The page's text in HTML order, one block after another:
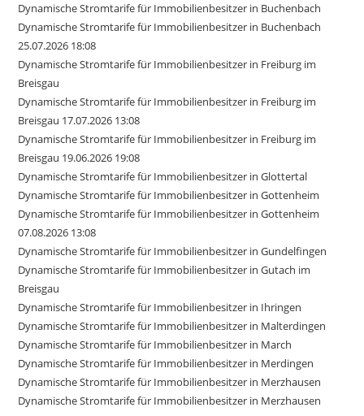
Dynamische Stromtarife für Immobilienbesitzer in Buchenbach
Dynamische Stromtarife für Immobilienbesitzer in Buchenbach
25.07.2026 18:08
Dynamische Stromtarife für Immobilienbesitzer in Freiburg im
Breisgau
Dynamische Stromtarife für Immobilienbesitzer in Freiburg im
Breisgau 17.07.2026 13:08
Dynamische Stromtarife für Immobilienbesitzer in Freiburg im
Breisgau 19.06.2026 19:08
Dynamische Stromtarife für Immobilienbesitzer in Glottertal
Dynamische Stromtarife für Immobilienbesitzer in Gottenheim
Dynamische Stromtarife für Immobilienbesitzer in Gottenheim
07.08.2026 13:08
Dynamische Stromtarife für Immobilienbesitzer in Gundelfingen
Dynamische Stromtarife für Immobilienbesitzer in Gutach im
Breisgau
Dynamische Stromtarife für Immobilienbesitzer in Ihringen
Dynamische Stromtarife für Immobilienbesitzer in Malterdingen
Dynamische Stromtarife für Immobilienbesitzer in March
Dynamische Stromtarife für Immobilienbesitzer in Merdingen
Dynamische Stromtarife für Immobilienbesitzer in Merzhausen
Dynamische Stromtarife für Immobilienbesitzer in Merzhausen